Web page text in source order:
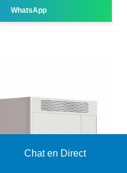
WhatsApp
Chat en Direct